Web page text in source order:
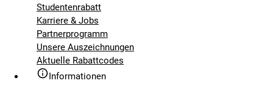
Studentenrabatt
Karriere & Jobs
Partnerprogramm
Unsere Auszeichnungen
Aktuelle Rabattcodes
Informationen